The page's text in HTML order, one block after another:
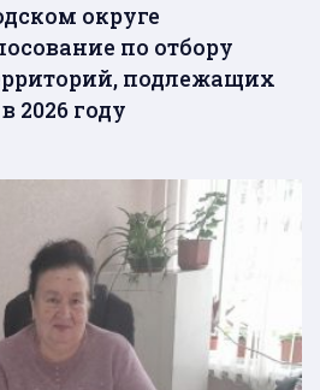
округе
по отбору
подлежащих
2026 году